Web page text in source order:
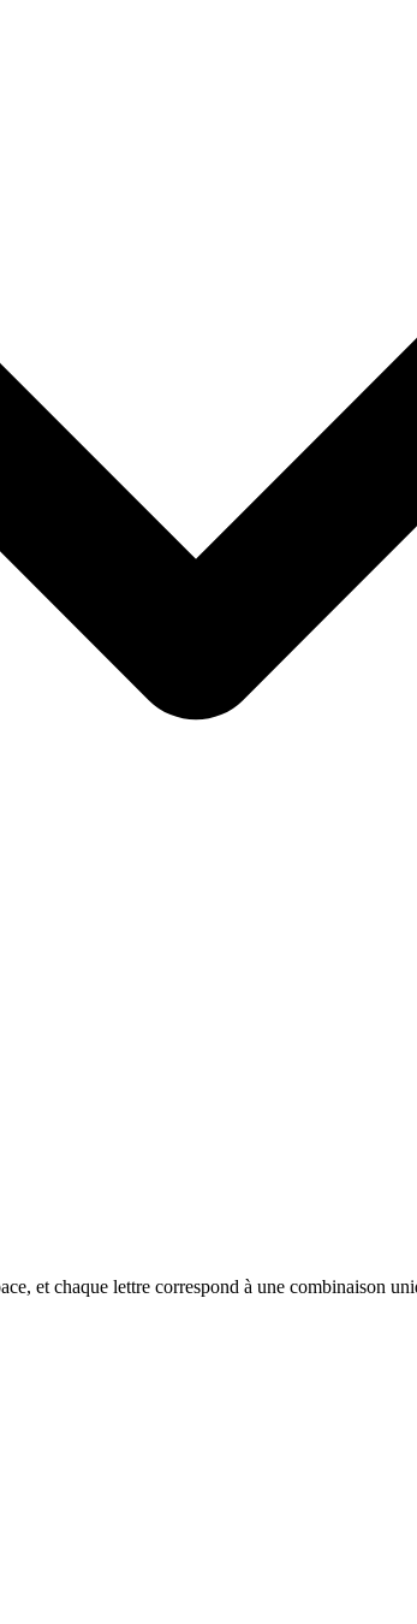
et chaque lettre correspond à une combinaison